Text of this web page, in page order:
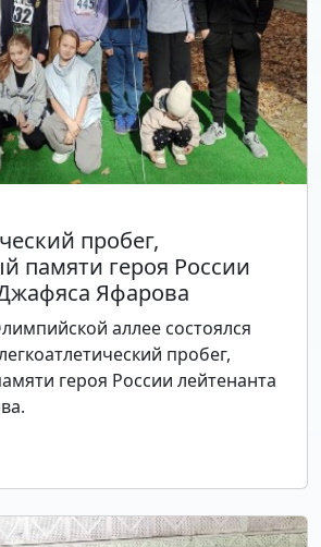
пробег,
памяти героя России
Яфарова
аллее состоялся
пробег,
героя России лейтенанта